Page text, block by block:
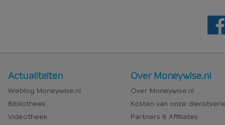
Nieuws
en
media
Actualiteiten
Weblog Moneywise.nl
Bibliotheek
Videotheek
Over
Moneywise
Over Moneywise.nl
Over Moneywise.nl
Kosten van onze
Partners & Affiliates